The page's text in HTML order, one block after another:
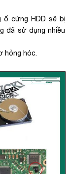
ổ cứng HDD sẽ bị
đã sử dụng nhiều
hỏng hóc.